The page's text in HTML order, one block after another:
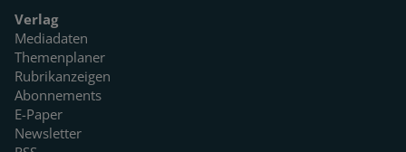
Verlag
Mediadaten
Themenplaner
Rubrikanzeigen
Abonnements
E-Paper
Newsletter